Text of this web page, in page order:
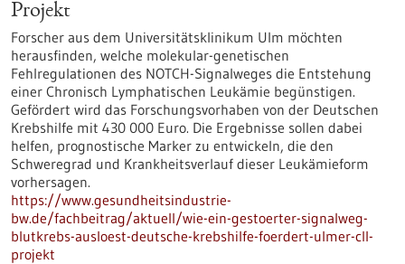
Projekt
Forscher aus dem Universitätsklinikum Ulm möchten
herausfinden, welche molekular-genetischen
Fehlregulationen des NOTCH-Signalweges die Entstehung
einer Chronisch Lymphatischen Leukämie begünstigen.
Gefördert wird das Forschungsvorhaben von der Deutschen
Krebshilfe mit 430 000 Euro. Die Ergebnisse sollen dabei
helfen, prognostische Marker zu entwickeln, die den
Schweregrad und Krankheitsverlauf dieser Leukämieform
vorhersagen.
https://www.gesundheitsindustrie-
bw.de/fachbeitrag/aktuell/wie-ein-gestoerter-signalweg-
blutkrebs-ausloest-deutsche-krebshilfe-foerdert-ulmer-cll-
projekt